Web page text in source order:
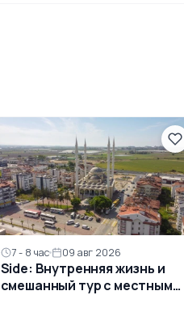
7 - 8 час 09 авг 2026
Side: Внутренняя жизнь и
смешанный тур с местным